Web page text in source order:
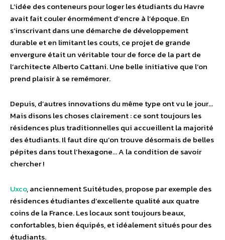
L’idée des conteneurs pour loger les étudiants du Havre
avait fait couler énormément d’encre à l’époque. En
s’inscrivant dans une démarche de développement
durable et en limitant les couts, ce projet de grande
envergure était un véritable tour de force de la part de
l’architecte Alberto Cattani. Une belle initiative que l’on
prend plaisir à se remémorer.
Depuis, d’autres innovations du même type ont vu le jour…
Mais disons les choses clairement : ce sont toujours les
résidences plus traditionnelles qui accueillent la majorité
des étudiants. Il faut dire qu’on trouve désormais de belles
pépites dans tout l’hexagone… A la condition de savoir
chercher !
Uxco, anciennement Suitétudes, propose par exemple des
résidences étudiantes d’excellente qualité aux quatre
coins de la France. Les locaux sont toujours beaux,
confortables, bien équipés, et idéalement situés pour des
étudiants.